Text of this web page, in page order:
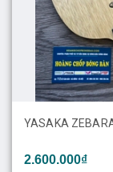
YASAKA
2.600.000₫